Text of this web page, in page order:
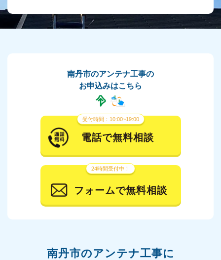
南丹市のアンテナ工事の
お申込みはこちら
受付時間：10:00~19:00
電話で無料相談
24時間受付中！
フォームで無料相談
南丹市のアンテナ工事に